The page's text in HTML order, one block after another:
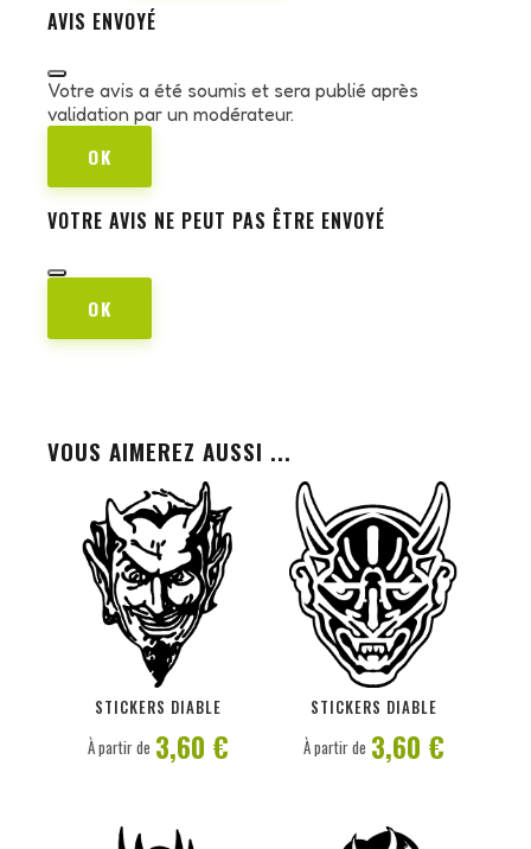
AVIS ENVOYÉ
Votre avis a été soumis et sera publié après
validation par un modérateur.
OK
VOTRE AVIS NE PEUT PAS ÊTRE ENVOYÉ
OK
VOUS AIMEREZ AUSSI ...
STICKERS DIABLE
PERSONNALISER
À partir de 3,60 €
STICKERS DIABLE
PERSONNALISER
À partir de 3,60 €